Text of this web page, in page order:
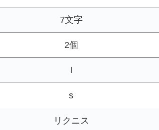
7文字
2個
l
s
リクニス